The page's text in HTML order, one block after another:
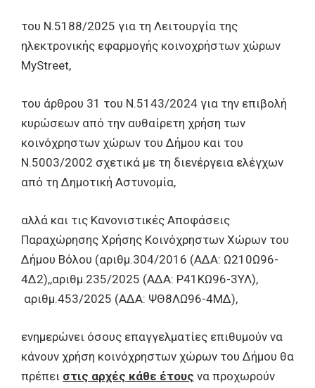
του Ν.5188/2025 για τη Λειτουργία της
ηλεκτρονικής εφαρμογής κοινοχρήστων χώρων
MyStreet,
του άρθρου 31 του Ν.5143/2024 για την επιβολή
κυρώσεων από την αυθαίρετη χρήση των
κοινόχρηστων χώρων του Δήμου και του
Ν.5003/2002 σχετικά με τη διενέργεια ελέγχων
από τη Δημοτική Αστυνομία,
αλλά και τις Κανονιστικές Αποφάσεις
Παραχώρησης Χρήσης Κοινόχρηστων Χώρων του
Δήμου Βόλου (αριθμ.304/2016 (ΑΔΑ: Ω210Ω96-
4Δ2),,αριθμ.235/2025 (ΑΔΑ: Ρ41ΚΩ96-3ΥΛ),
αριθμ.453/2025 (ΑΔΑ: ΨΘ8ΛΩ96-4ΜΔ),
ενημερώνει όσους επαγγελματίες επιθυμούν να
κάνουν χρήση κοινόχρηστων χώρων του Δήμου θα
πρέπει στις αρχές κάθε έτους να προχωρούν